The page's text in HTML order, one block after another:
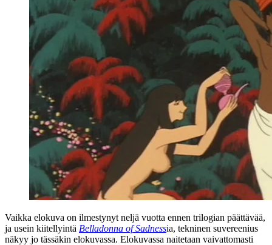
Vaikka elokuva on ilmestynyt neljä vuotta ennen trilogian päättävää,
ja usein kiitellyintä Belladonna of Sadnessia, tekninen suvereenius
näkyy jo tässäkin elokuvassa. Elokuvassa naitetaan vaivattomasti